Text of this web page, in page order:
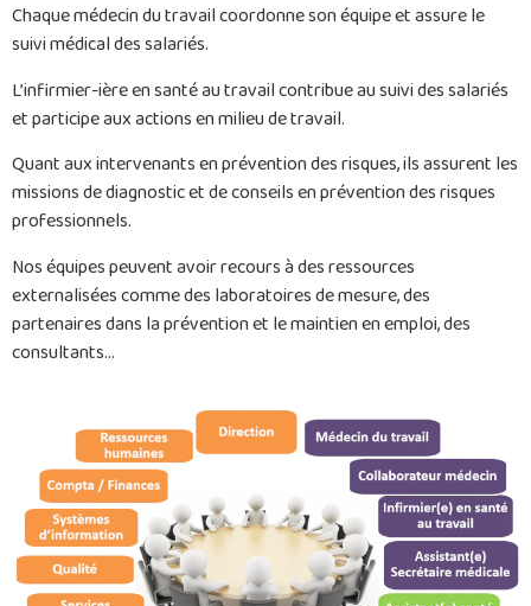
Chaque médecin du travail coordonne son équipe et assure le
suivi médical des salariés.
L’infirmier-ière en santé au travail contribue au suivi des salariés
et participe aux actions en milieu de travail.
Quant aux intervenants en prévention des risques, ils assurent les
missions de diagnostic et de conseils en prévention des risques
professionnels.
Nos équipes peuvent avoir recours à des ressources
externalisées comme des laboratoires de mesure, des
partenaires dans la prévention et le maintien en emploi, des
consultants…